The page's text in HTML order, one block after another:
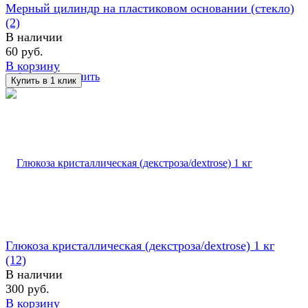
избранное сравнить
Мерный цилиндр на пластиковом основании (стекло)
(2)
В наличии
60 руб.
В корзину
Глюкоза кристаллическая (декстроза/dextrose) 1 кг
(12)
В наличии
300 руб.
В корзину